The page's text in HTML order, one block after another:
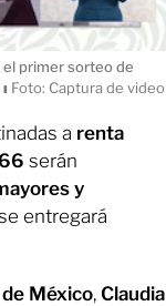
el primer sorteo de
ı Foto: Captura de video
a renta
66 serán
y
entregará
México, Claudia